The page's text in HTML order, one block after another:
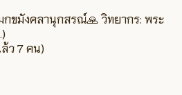
กขมังคลานุกสรณ์🙏 วิทยากร: พระ
ว 7 คน)